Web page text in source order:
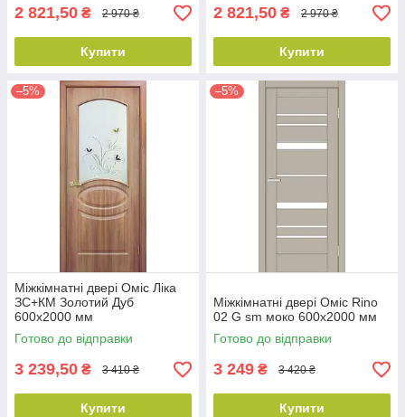
2 821,50 ₴ 2 970 ₴
Купити
2 821,50 ₴ 2 970 ₴
Купити
–5%
Міжкімнатні двері Оміс Ліка
ЗС+КМ Золотий Дуб
600х2000 мм
Готово до відправки
3 239,50 ₴ 3 410 ₴
Купити
–5%
Міжкімнатні двері Оміс Rino
02 G sm моко 600х2000 мм
Готово до відправки
3 249 ₴ 3 420 ₴
Купити